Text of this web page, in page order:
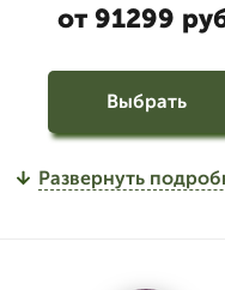
от 91299
Выбрать
Развернуть